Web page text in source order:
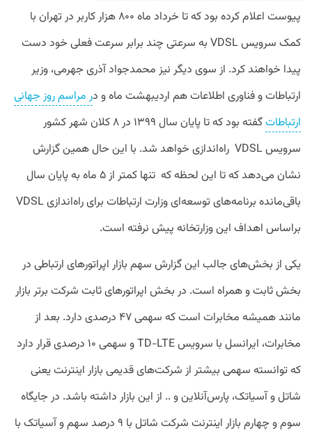
پیوست اعلام کرده بود که تا خرداد ماه ۸۰۰ هزار کاربر در تهران با
کمک سرویس VDSL به سرعتی چند برابر سرعت فعلی خود دست
پیدا خواهند کرد. از سوی دیگر نیز محمدجواد آذری جهرمی، وزیر
ارتباطات و فناوری اطلاعات هم اردیبهشت ماه و در مراسم روز جهانی
ارتباطات
گفته بود که تا پایان سال ۱۳۹۹ در ۸ کلان شهر کشور
سرویس VDSL
راه‌اندازی خواهد شد. با این حال همین گزارش
نشان می‌دهد که تا این لحظه که تنها کمتر از ۵ ماه به پایان سال
باقی‌مانده برنامه‌های توسعه‌ای وزارت ارتباطات برای راه‌اندازی VDSL
براساس اهداف این وزارتخانه پیش نرفته است.
یکی از بخش‌های جالب این گزارش سهم بازار اپراتورهای ارتباطی در
بخش ثابت و همراه است. در بخش اپراتورهای ثابت شرکت برتر بازار
مانند همیشه مخابرات است که سهمی ۴۷ درصدی دارد. بعد از
مخابرات، ایرانسل با سرویس TD-LTE و سهمی ۱۰ درصدی قرار دارد
که توانسته سهمی بیشتر از شرکت‌های قدیمی بازار اینترنت یعنی
شاتل و آسیاتک، پارس‌آنلاین و .. از این بازار داشته باشد. در جایگاه
سوم و چهارم بازار اینترنت شرکت شاتل با ۹ درصد سهم و آسیاتک با